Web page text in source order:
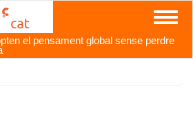
el pensament global sense perdre